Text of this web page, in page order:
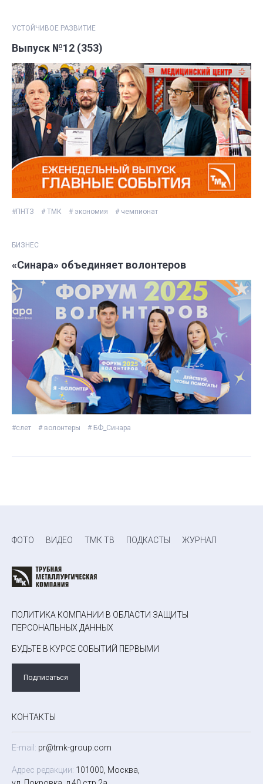
УСТОЙЧИВОЕ РАЗВИТИЕ
Выпуск №12 (353)
#ПНТЗ # ТМК # экономия # чемпионат
БИЗНЕС
«Синара» объединяет волонтеров
#слет # волонтеры # БФ_Синара
ФОТО ВИДЕО ТМК ТВ ПОДКАСТЫ ЖУРНАЛ
ПОЛИТИКА КОМПАНИИ В ОБЛАСТИ ЗАЩИТЫ
ПЕРСОНАЛЬНЫХ ДАННЫХ
БУДЬТЕ В КУРСЕ СОБЫТИЙ ПЕРВЫМИ
Подписаться
КОНТАКТЫ
E-mail: pr@tmk-group.com
Адрес редакции: 101000, Москва,